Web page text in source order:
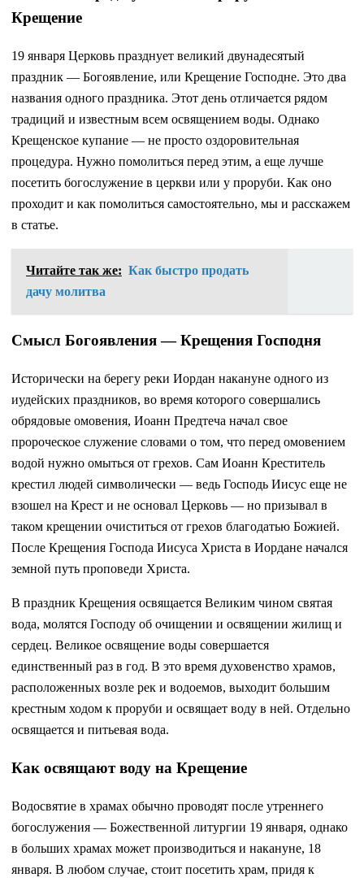
Крещение
19 января Церковь празднует великий двунадесятый
праздник — Богоявление, или Крещение Господне. Это два
названия одного праздника. Этот день отличается рядом
традиций и известным всем освящением воды. Однако
Крещенское купание — не просто оздоровительная
процедура. Нужно помолиться перед этим, а еще лучше
посетить богослужение в церкви или у проруби. Как оно
проходит и как помолиться самостоятельно, мы и расскажем
в статье.
Читайте так же: Как быстро продать
дачу молитва
Смысл Богоявления — Крещения Господня
Исторически на берегу реки Иордан накануне одного из
иудейских праздников, во время которого совершались
обрядовые омовения, Иоанн Предтеча начал свое
пророческое служение словами о том, что перед омовением
водой нужно омыться от грехов. Сам Иоанн Креститель
крестил людей символически — ведь Господь Иисус еще не
взошел на Крест и не основал Церковь — но призывал в
таком крещении очиститься от грехов благодатью Божией.
После Крещения Господа Иисуса Христа в Иордане начался
земной путь проповеди Христа.
В праздник Крещения освящается Великим чином святая
вода, молятся Господу об очищении и освящении жилищ и
сердец. Великое освящение воды совершается
единственный раз в год. В это время духовенство храмов,
расположенных возле рек и водоемов, выходит большим
крестным ходом к проруби и освящает воду в ней. Отдельно
освящается и питьевая вода.
Как освящают воду на Крещение
Водосвятие в храмах обычно проводят после утреннего
богослужения — Божественной литургии 19 января, однако
в больших храмах может производиться и накануне, 18
января. В любом случае, стоит посетить храм, придя к